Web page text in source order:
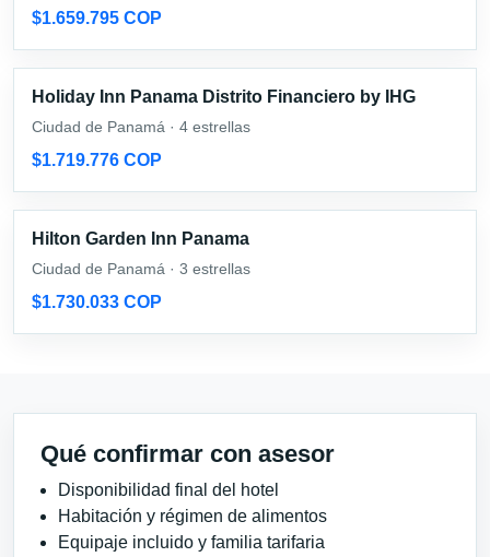
$1.659.795 COP
Holiday Inn Panama Distrito Financiero by IHG
Ciudad de Panamá · 4 estrellas
$1.719.776 COP
Hilton Garden Inn Panama
Ciudad de Panamá · 3 estrellas
$1.730.033 COP
Qué confirmar con asesor
Disponibilidad final del hotel
Habitación y régimen de alimentos
Equipaje incluido y familia tarifaria